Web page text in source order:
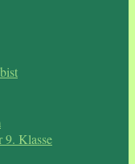
9. Klasse